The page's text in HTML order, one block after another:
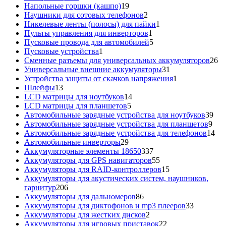
товар
Напольные горшки (кашпо)1919
товаров
Наушники для сотовых телефонов2
товара
Никелевые ленты (полосы) для пайки1
Пульты управления для инверторов1
товар
Пусковые провода для автомобилей55
Пусковые устройства1
товар
Сменные разъемы для универсальных аккумуляторов2626
Универсальные внешние аккумуляторы31
товар
Устройства защиты от скачков напряжения1
Шлейфы1313
товаров
LCD матрицы для ноутбуков1414
LCD матрицы для планшетов55
товаров
Автомобильные зарядные устройства для ноутбуков3939
Автомобильные зарядные устройства для планшетов99
Автомобильные зарядные устройства для телефонов1414
Автомобильные инверторы2929
товаров
Аккумуляторные элементы 18650337337
товаров
Аккумуляторы для GPS навигаторов5555
товаров
Аккумуляторы для RAID-контроллеров1515
товаров
Аккумуляторы для акустических систем, наушников,
гарнитур206206
товаров
Аккумуляторы для дальномеров8686
товаров
Аккумуляторы для диктофонов и mp3 плееров3333
Аккумуляторы для жестких дисков2
товара
Аккумуляторы для игровых приставок22